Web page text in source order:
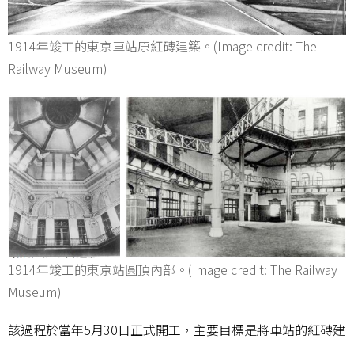
1914年竣工的東京車站原紅磚建築。(Image credit: The
Railway Museum)
1914年竣工的東京站圓頂內部。(Image credit: The Railway
Museum)
該過程於當年5月30日正式開工，主要目標是將車站的紅磚建